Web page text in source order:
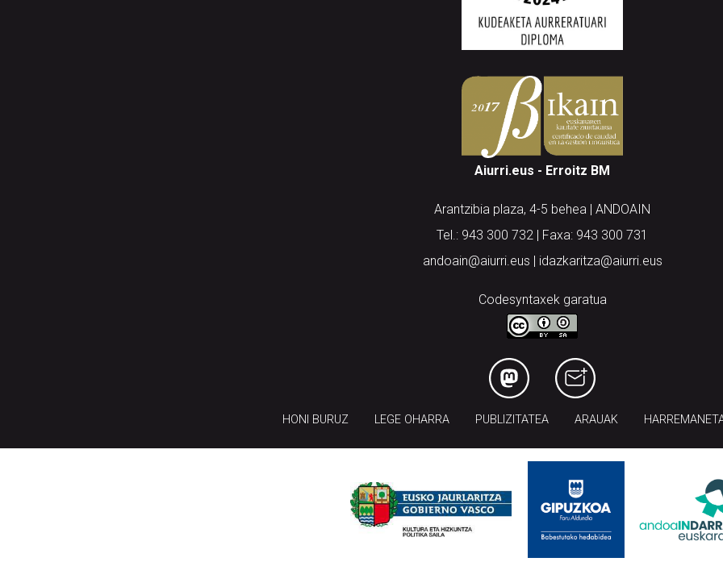
Aiurri.eus - Erroitz BM
Arantzibia plaza, 4-5 behea | ANDOAIN
Tel.: 943 300 732 | Faxa: 943 300 731
andoain@aiurri.eus | idazkaritza@aiurri.eus
Codesyntaxek garatua
HONI BURUZ LEGE OHARRA PUBLIZITATEA ARAUAK